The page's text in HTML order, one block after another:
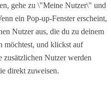
gehe zu \"Meine Nutzer\" und
ein Pop-up-Fenster erscheint,
Nutzer aus, die du zu deinem
möchtest, und klickst auf
Nutzer werden
direkt zuweisen.